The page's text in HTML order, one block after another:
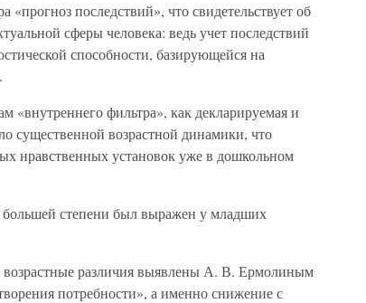
«прогноз последствий», что свидетельствует об
сферы человека: ведь учет последствий
способности, базирующейся на
«внутреннего фильтра», как декларируемая и
существенной возрастной динамики, что
нравственных установок уже в дошкольном
степени был выражен у младших
возрастные различия выявлены А. В. Ермолиным
потребности», а именно снижение с